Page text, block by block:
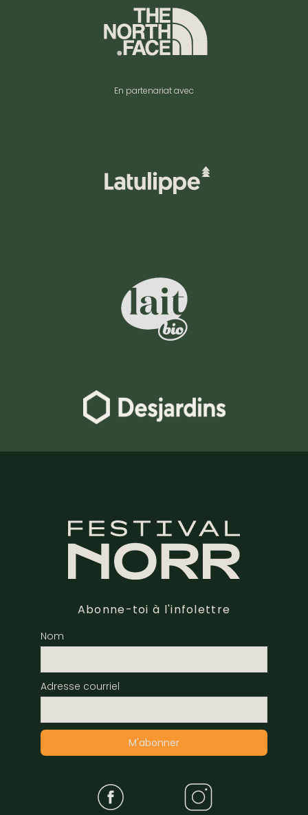
En partenariat avec
Abonne-toi à l'infolettre
Nom
Adresse courriel